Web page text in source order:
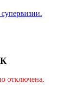
отключена.